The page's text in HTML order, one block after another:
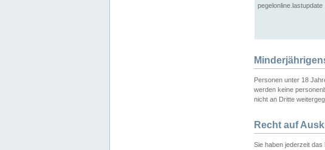
pegelonline.lastupdate
Personen unter 18
werden keine
nicht an Dritte
Recht auf
Sie haben jederzeit